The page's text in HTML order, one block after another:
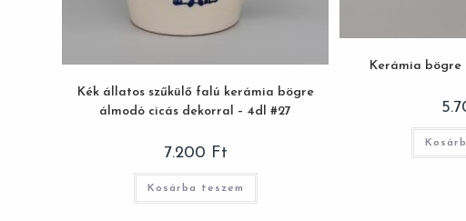
Kék állatos szűkülő falú kerámia bögre
álmodó cicás dekorral – 4dl #27
7.200 Ft
Kosárba teszem
Kerámia bögre